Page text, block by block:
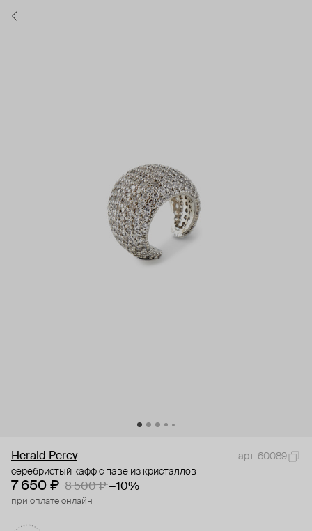
Herald Percy
арт. 60089
серебристый кафф с паве из кристаллов
7 650 ₽ 8 500 ₽ −10%
при оплате онлайн